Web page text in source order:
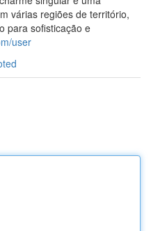
várias regiões de território,
para sofisticação e
user